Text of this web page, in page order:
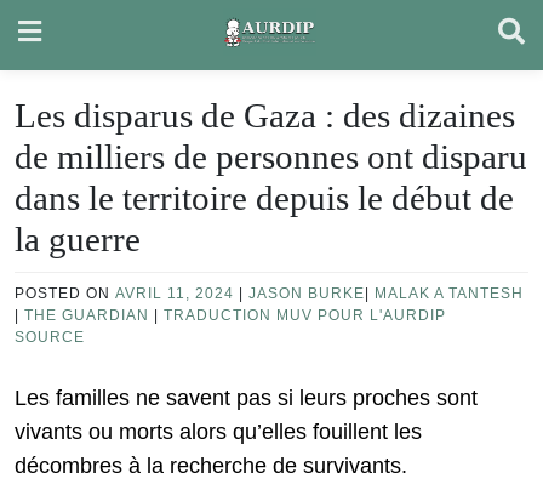
content
Les disparus de Gaza : des dizaines
de milliers de personnes ont disparu
dans le territoire depuis le début de
la guerre
POSTED ON AVRIL 11, 2024 JASON BURKE
MALAK A TANTESH
THE GUARDIAN
TRADUCTION MUV POUR L'AURDIP
SOURCE
Les familles ne savent pas si leurs proches sont
vivants ou morts alors qu’elles fouillent les
décombres à la recherche de survivants.